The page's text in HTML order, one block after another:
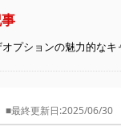
プションの魅力的なキ
■最終更新日:2025/06/30